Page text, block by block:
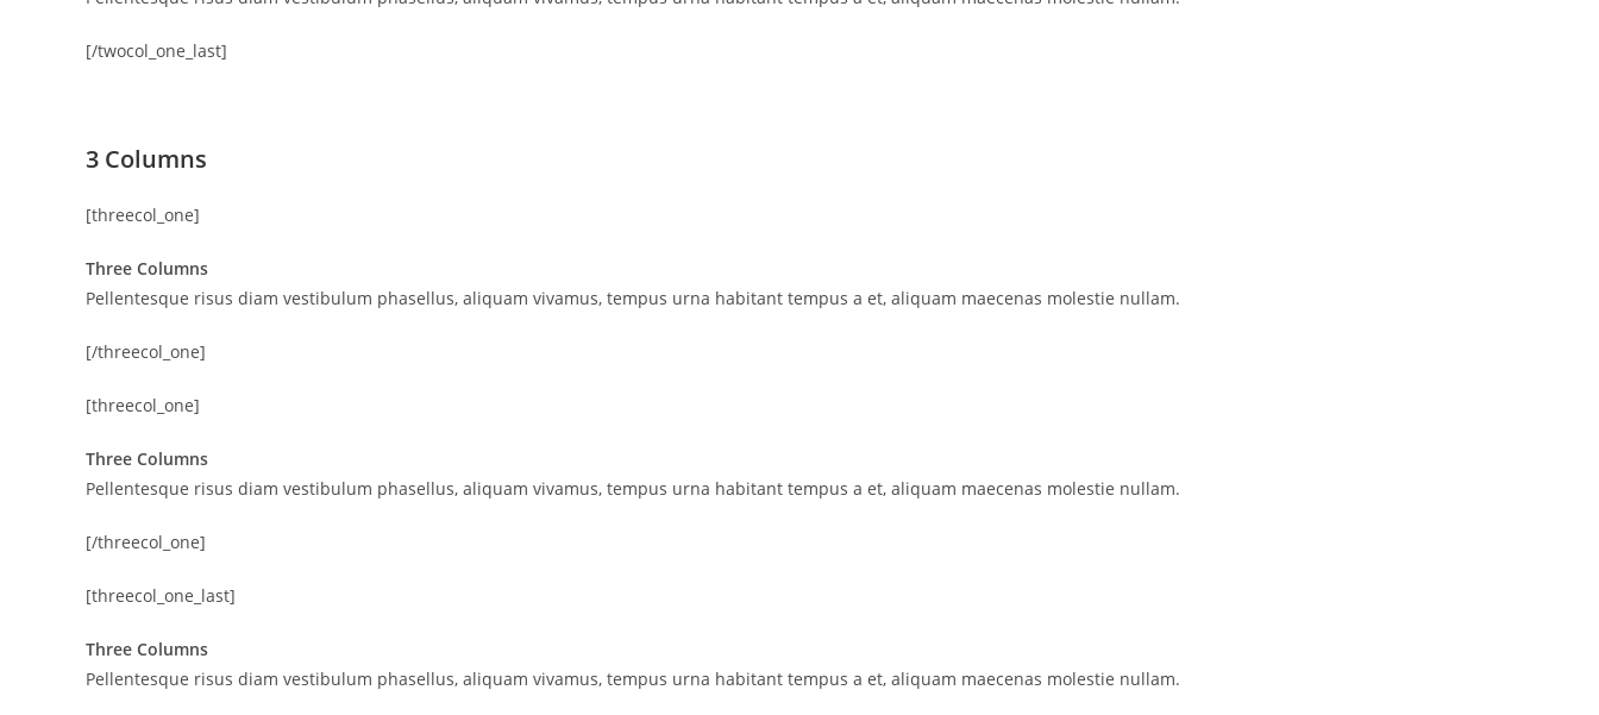
[/twocol_one_last]
3 Columns
[threecol_one]
Three Columns
Pellentesque risus diam vestibulum phasellus, aliquam vivamus, tempus urna habitant tempus a et, aliquam maecenas molestie nullam.
[/threecol_one]
[threecol_one]
Three Columns
Pellentesque risus diam vestibulum phasellus, aliquam vivamus, tempus urna habitant tempus a et, aliquam maecenas molestie nullam.
[/threecol_one]
[threecol_one_last]
Three Columns
Pellentesque risus diam vestibulum phasellus, aliquam vivamus, tempus urna habitant tempus a et, aliquam maecenas molestie nullam.